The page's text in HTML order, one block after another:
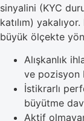
sinyalini (KYC
katılım) yakalıyor.
büyük ölçekte
Alışkanlık
ve pozisyon
İstikrarlı
büyütme
Aktif